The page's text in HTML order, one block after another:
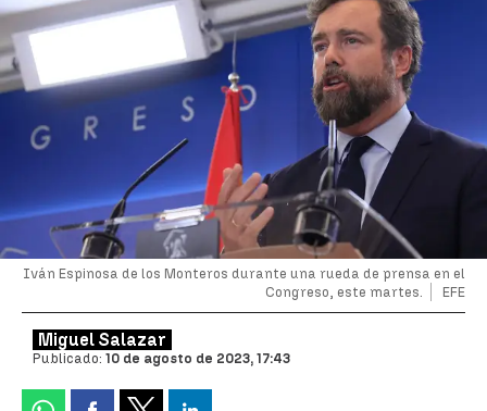
Iván Espinosa de los Monteros durante una rueda de prensa en el
Congreso, este martes.
EFE
Miguel Salazar
Publicado: 10 de agosto de 2023, 17:43